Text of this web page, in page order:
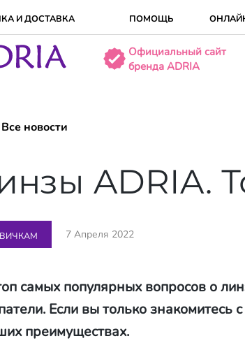
И ДОСТАВКA ПОМОЩЬ
Официальный сайт
бренда ADRIA
Все новости
ADRIA.
7 Апреля 2022
самых популярных вопросов о
Если вы только знакомитесь
преимуществах.